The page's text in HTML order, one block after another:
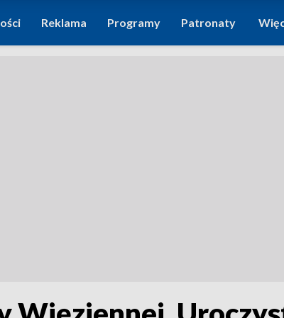
Reklama Programy Patronaty